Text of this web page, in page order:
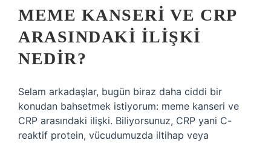
MEME KANSERI VE CRP
ARASINDAKI İLIŞKI
NEDIR?
Selam arkadaşlar, bugün biraz daha ciddi bir
konudan bahsetmek istiyorum: meme kanseri ve
CRP arasındaki ilişki. Biliyorsunuz, CRP yani C-
reaktif protein, vücudumuzda iltihap veya